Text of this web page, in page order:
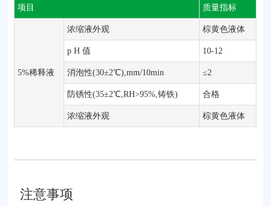
项目 质量指标
5%稀释液
浓缩液外观 棕黄色液体
p H 值 10-12
消泡性(30±2℃),mm/10min ≤2
防锈性(35±2℃,RH>95%,铸铁) 合格
浓缩液外观 棕黄色液体
注意事项